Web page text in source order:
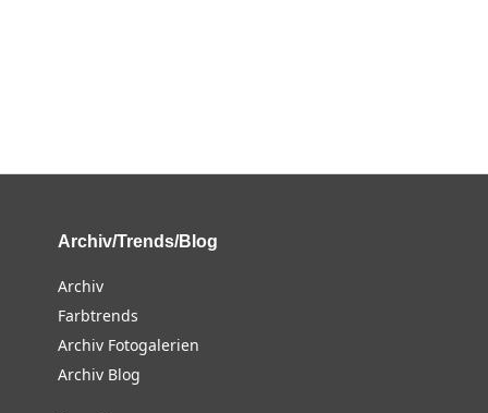
Archiv/Trends/Blog
Archiv
Farbtrends
Archiv Fotogalerien
Archiv Blog